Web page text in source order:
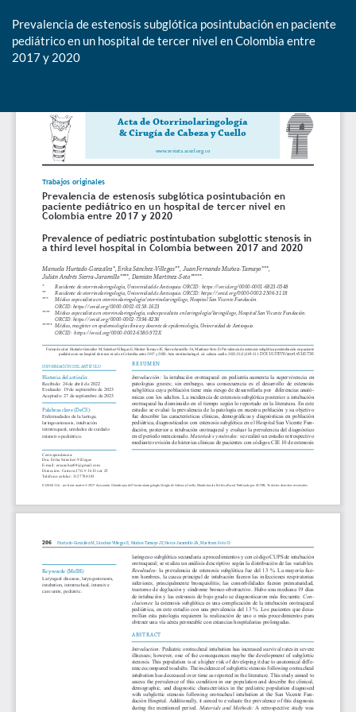
Prevalencia de estenosis subglótica posintubación en paciente
pediátrico en un hospital de tercer nivel en Colombia entre
2017 y 2020